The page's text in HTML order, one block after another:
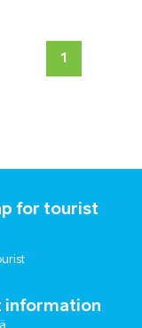
1
for tourist
information